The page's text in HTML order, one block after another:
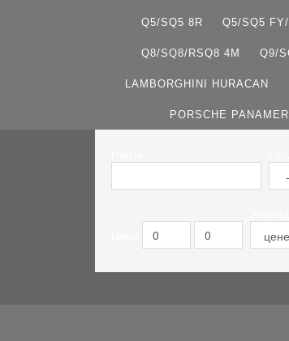
Q5/SQ5 8R Q5/SQ5
Q8/SQ8/RSQ8 4M Q9/
LAMBORGHINI HURACAN
PORSCHE